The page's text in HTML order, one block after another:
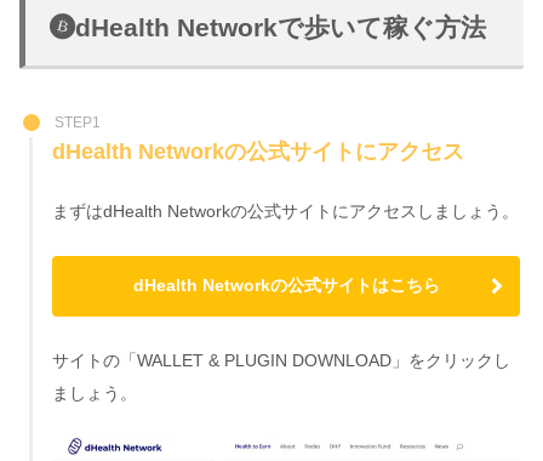
dHealth Networkで歩いて稼ぐ方法
STEP1
dHealth Networkの公式サイトにアクセス
まずはdHealth Networkの公式サイトにアクセスしましょう。
dHealth Networkの公式サイトはこちら
サイトの「WALLET & PLUGIN DOWNLOAD」をクリックし
ましょう。